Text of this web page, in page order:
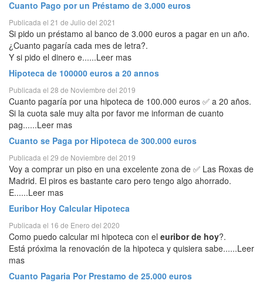
Cuanto Pago por un Préstamo de 3.000 euros
Publicada el 21 de Julio del 2021
Si pido un préstamo al banco de 3.000 euros a pagar en un año.
¿Cuanto pagaría cada mes de letra?.
Y si pido el dinero e......Leer mas
Hipoteca de 100000 euros a 20 annos
Publicada el 28 de Noviembre del 2019
Cuanto pagaría por una hipoteca de 100.000 euros ✅ a 20 años.
Si la cuota sale muy alta por favor me informan de cuanto
pag......Leer mas
Cuanto se Paga por Hipoteca de 300.000 euros
Publicada el 29 de Noviembre del 2019
Voy a comprar un piso en una excelente zona de ✅ Las Roxas de
Madrid. El piros es bastante caro pero tengo algo ahorrado.
E......Leer mas
Euribor Hoy Calcular Hipoteca
Publicada el 16 de Enero del 2020
Como puedo calcular mi hipoteca con el euribor de hoy?.
Está próxima la renovación de la hipoteca y quisiera sabe......Leer
mas
Cuanto Pagaria Por Prestamo de 25.000 euros